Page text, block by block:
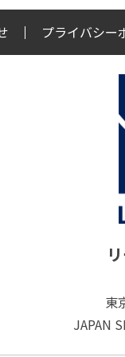
プライバシー
東
JAPAN